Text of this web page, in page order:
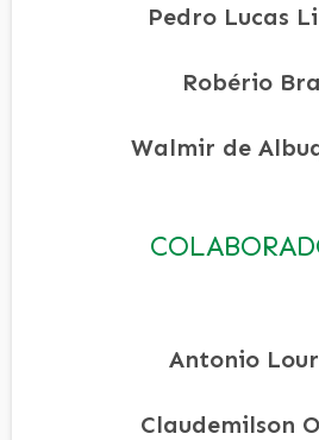
Pedro Lucas
Robério
Walmir de
Antonio
Claudemilson